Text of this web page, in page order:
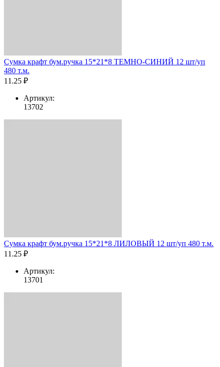
Сумка крафт бум.ручка 15*21*8 ТЕМНО-СИНИЙ 12 шт/уп
480 т.м.
11.25 ₽
Артикул:
13702
Сумка крафт бум.ручка 15*21*8 ЛИЛОВЫЙ 12 шт/уп 480 т.м.
11.25 ₽
Артикул:
13701